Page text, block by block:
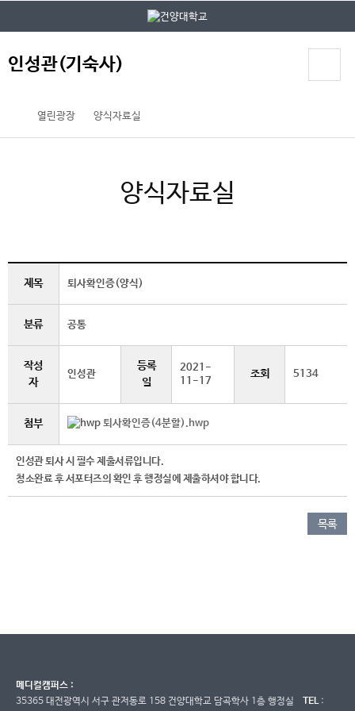
인성관(기숙사)
열린광장 양식자료실
양식자료실
제목 퇴사확인증(양식)
분류 공통
작성
자
인성관
등록
일
2021-
11-17
조회 5134
첨부 퇴사확인증(4분할).hwp
인성관 퇴사 시 필수 제출서류입니다.
청소완료 후 서포터즈의 확인 후 행정실에 제출하셔야 합니다.
목록
메디컬캠퍼스 :
35365 대전광역시 서구 관저동로 158 건양대학교 담곡학사 1층 행정실
TEL: